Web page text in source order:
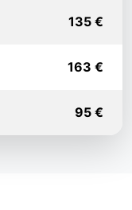
135 €
163 €
95 €